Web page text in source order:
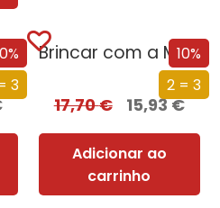
3
Matar o Presidente
10%
2 = 3
Brincar com a Morte
17,70€ 15,93€
Adicionar ao
carrinho